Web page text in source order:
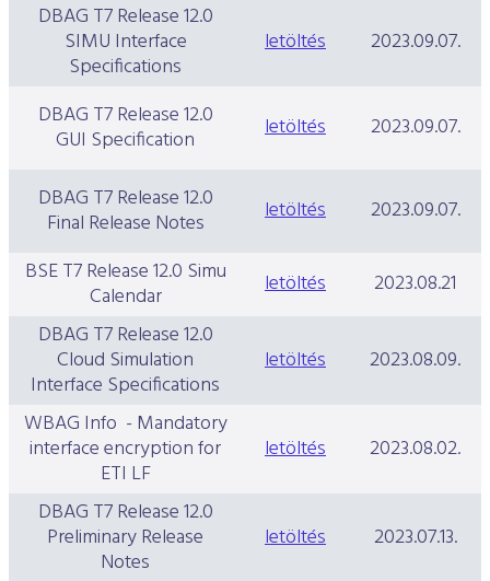
DBAG T7 Release 12.0
SIMU Interface
Specifications
letöltés 2023.09.07.
DBAG T7 Release 12.0
GUI Specification letöltés 2023.09.07.
DBAG T7 Release 12.0
Final Release Notes letöltés
2023.09.07.
BSE T7 Release 12.0 Simu
Calendar letöltés
2023.08.21
DBAG T7 Release 12.0
Cloud Simulation
Interface Specifications
letöltés
2023.08.09.
WBAG Info - Mandatory
interface encryption for
ETI LF
letöltés
2023.08.02.
DBAG T7 Release 12.0
Preliminary Release
Notes
letöltés 2023.07.13.